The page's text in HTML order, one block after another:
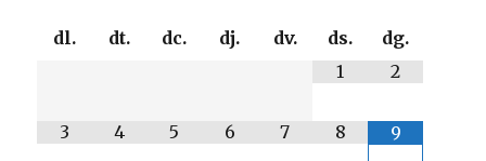
dl. dt. dc. dj. dv. ds.
dg.
1
2
3 4 5 6 7 8 9